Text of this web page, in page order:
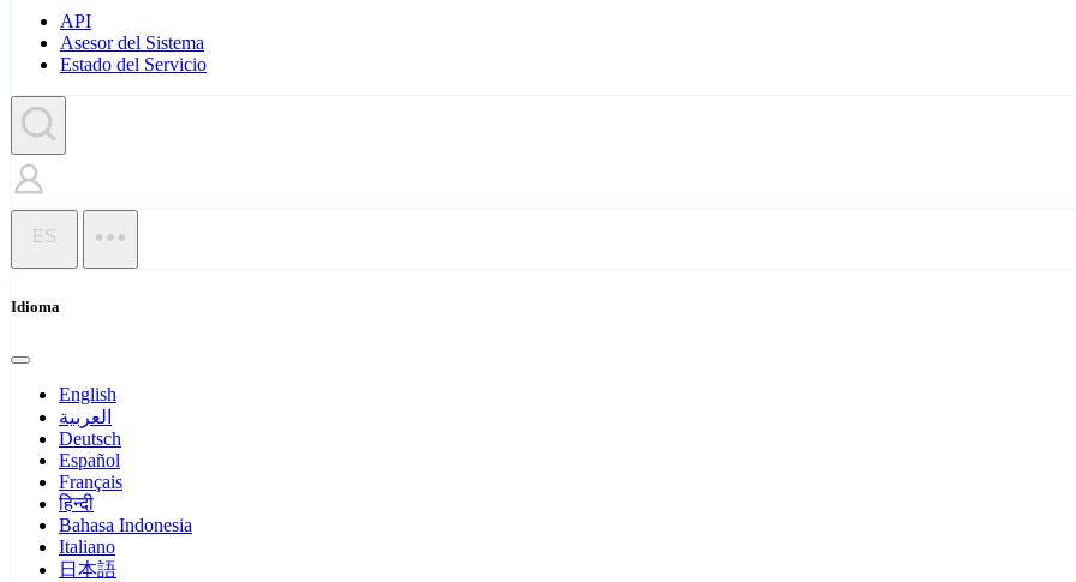
API
Asesor del Sistema
Estado del Servicio
ES
Idioma
English
العربية
Deutsch
Español
Français
हिन्दी
Bahasa Indonesia
Italiano
日本語